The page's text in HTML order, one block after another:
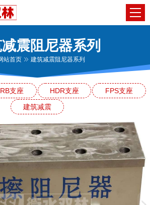
震阻尼器系列
站首页 建筑减震阻尼器系列
支座 HDR支座
FPS支座
建筑减震